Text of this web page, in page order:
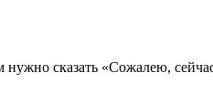
сказать «Сожалею,